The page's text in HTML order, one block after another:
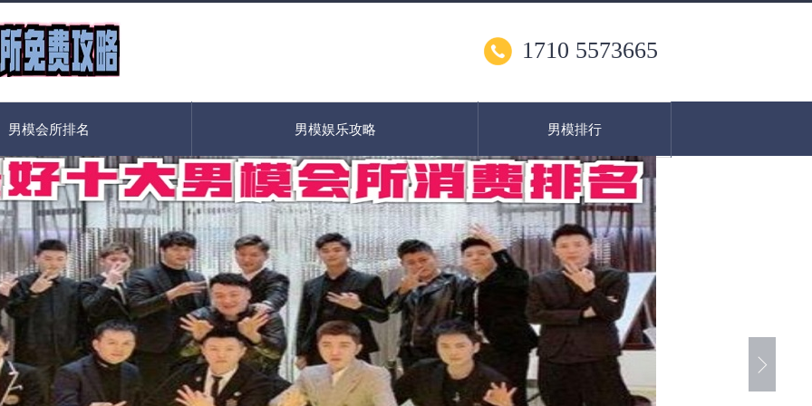
1710 5573665
男模会所排名 男模娱乐攻略 男模排行